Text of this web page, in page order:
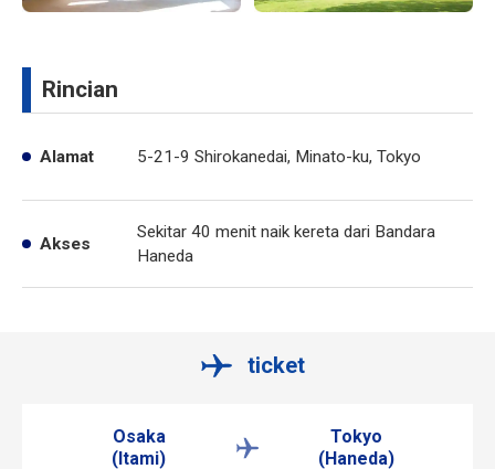
Rincian
Alamat 5-21-9 Shirokanedai, Minato-ku, Tokyo
Akses
Sekitar 40 menit naik kereta dari Bandara
Haneda
ticket
Osaka
(Itami)
Tokyo
(Haneda)